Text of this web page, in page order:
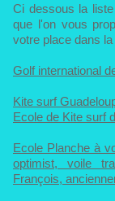
Ci dessous la
que l'on vous
votre place dans
Golf international
Kite surf
Ecole de Kite surf
Ecole Planche à
optimist, voile
François,